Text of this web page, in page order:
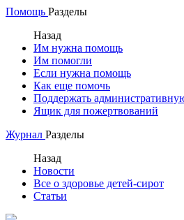
Помощь Разделы
Назад
Им нужна помощь
Им помогли
Если нужна помощь
Как еще помочь
Поддержать
Ящик для пожертвований
Журнал Разделы
Назад
Новости
Все о здоровье детей-сирот
Статьи